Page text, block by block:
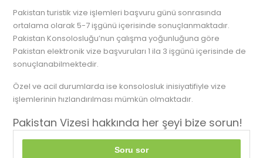
Pakistan turistik vize işlemleri başvuru günü sonrasında
ortalama olarak 5-7 işgünü içerisinde sonuçlanmaktadır.
Pakistan Konsolosluğu’nun çalışma yoğunluğuna göre
Pakistan elektronik vize başvuruları 1 ila 3 işgünü içerisinde de
sonuçlanabilmektedir.
Özel ve acil durumlarda ise konsolosluk inisiyatifiyle vize
işlemlerinin hızlandırılması mümkün olmaktadır.
Pakistan Vizesi hakkında her şeyi bize sorun!
Soru sor